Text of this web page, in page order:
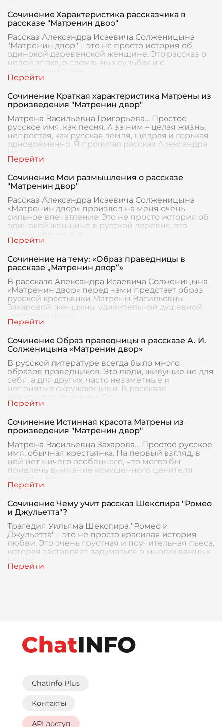
Сочинение Характеристика рассказчика в
рассказе "Матренин двор"
Рассказ Александра Исаевича Солженицына
"Матренин двор" – это не просто история об
одинокой деревенской женщине. Это рассказ о
целой эпохе, о сломанных судьбах и о
Сочинение Краткая характеристика Матрены из
произведения "Матренин двор"
Матрена Васильевна Григорьева… Простое
русское имя, как песня. А за ним – целая жизнь,
непростая, как русская земля, щедрая и горькая
одновременно. Я прочитал рассказ Александра
Ис
Сочинение Мои размышления о рассказе
"Матренин двор"
Рассказ Александра Исаевича Солженицына
«Матренин двор» произвел на меня очень
сильное впечатление. Это не просто история об
одинокой женщине в русской деревне, это
Сочинение на тему: «Образ праведницы в
рассказе „Матренин двор“»
В рассказе Александра Исаевича Солженицына
«Матренин двор» перед нами предстает образ
русской крестьянки Матрены Васильевны
Захаровой, женщины удивительной душевной
Сочинение Образ праведницы в рассказе А. И.
Солженицына «Матренин двор»
В русской литературе всегда было много
образов праведников. Это люди, живущие не для
себя, а для других, часто незаметные и
непонятые окружающими. В рассказе
Александра Исаевича Со
Сочинение Истинная красота Матрены из
произведения "Матренин двор"
Матрена Васильевна Захарова… Простое русское
имя, обычная крестьянка. На первый взгляд, в
ней нет ничего особенного, что могло бы
привлечь внимание искушенного ценителя
красоты. Но
Сочинение Чему учит рассказ Шекспира "Ромео
и Джульетта"?
Трагедия Уильяма Шекспира "Ромео и
Джульетта" – это не просто красивая история
любви. Это очень грустная и поучительная пьеса,
которая заставляет задуматься о многих важных
ChatInfo Plus
Контакты
API доступ